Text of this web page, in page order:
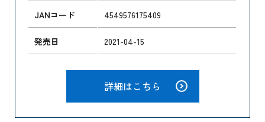
JANコード 4549576175409
発売日 2021-04-15
詳細はこちら